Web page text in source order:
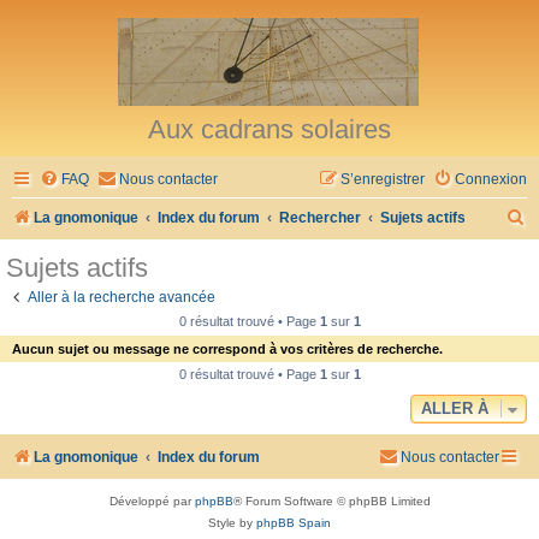
Aux cadrans solaires
FAQ Nous contacter Connexion
S’enregistrer
La gnomonique Index du forum Rechercher Sujets actifs
h
Sujets actifs
Aller à la recherche avancée
0 résultat trouvé • Page 1sur 1
Aucun sujet ou message ne correspond à vos critères de recherche.
0 résultat trouvé • Page 1sur 1
ALLER À
La gnomonique Index du forum Nous contacter
Développé parphpBB® Forum Software © phpBB Limited
Style by phpBB Spain